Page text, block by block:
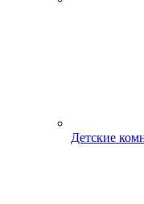
Детские